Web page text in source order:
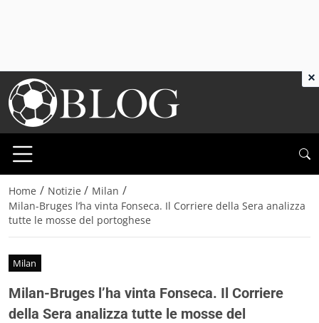
Home / Notizie / Milan /
Milan-Bruges l’ha vinta Fonseca. Il Corriere della Sera analizza
tutte le mosse del portoghese
Milan
Milan-Bruges l’ha vinta Fonseca. Il Corriere
della Sera analizza tutte le mosse del
×